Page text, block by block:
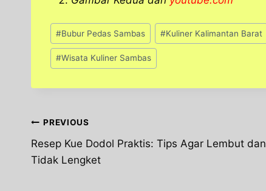
Post
Tags:
#Bubur Pedas Sambas #Kuliner Kalimantan Barat
#Wisata Kuliner Sambas
Post
navigation
PREVIOUS
Resep Kue Dodol Praktis: Tips Agar Lembut dan
Tidak Lengket